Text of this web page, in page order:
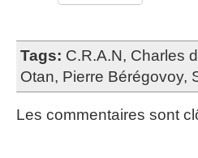
Tags: C.R.A.N, Charles
Otan, Pierre Bérégovoy,
Les commentaires sont